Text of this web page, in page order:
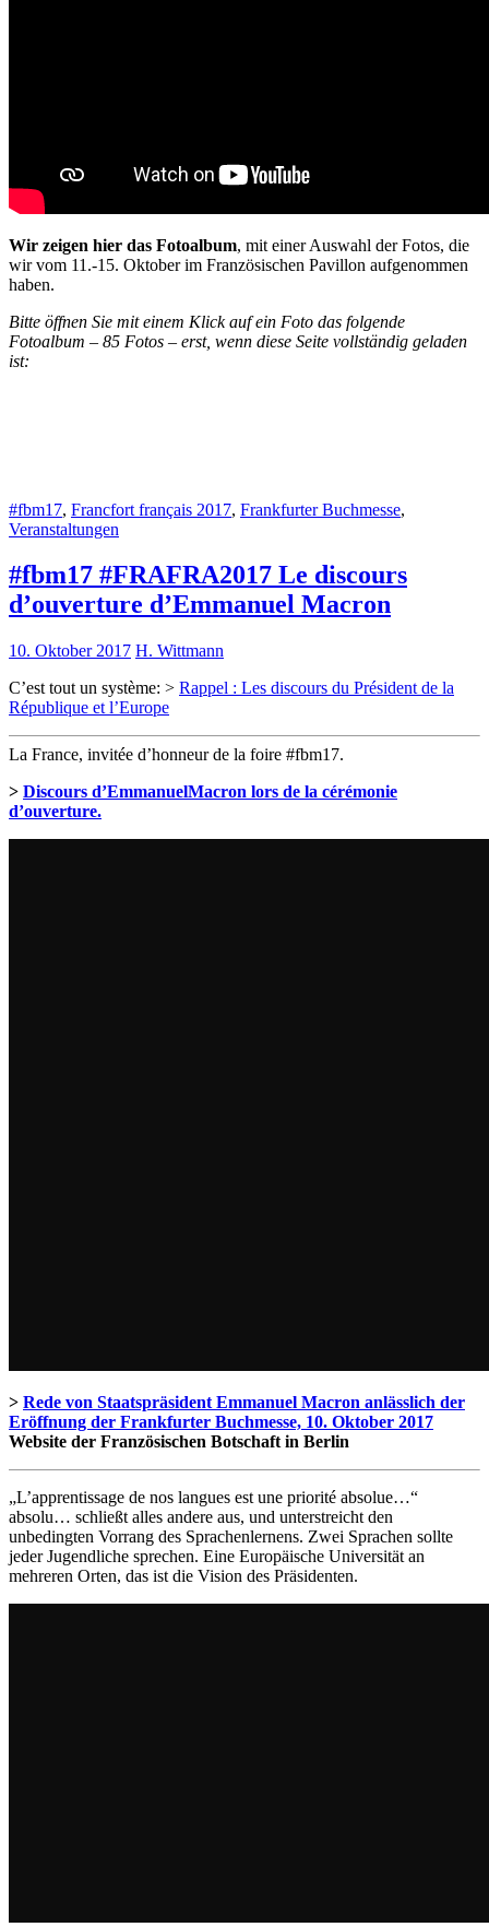
Wir zeigen hier das Fotoalbum, mit einer Auswahl der Fotos, die
wir vom 11.-15. Oktober im Französischen Pavillon aufgenommen
haben.
Bitte öffnen Sie mit einem Klick auf ein Foto das folgende
Fotoalbum – 85 Fotos – erst, wenn diese Seite vollständig geladen
ist:
#fbm17, Francfort français 2017, Frankfurter Buchmesse,
Veranstaltungen
#fbm17 #FRAFRA2017 Le discours
d’ouverture d’Emmanuel Macron
10. Oktober 2017 H. Wittmann
C’est tout un système: > Rappel : Les discours du Président de la
République et l’Europe
La France, invitée d’honneur de la foire #fbm17.
> Discours d’EmmanuelMacron lors de la cérémonie
d’ouverture.
> Rede von Staatspräsident Emmanuel Macron anlässlich der
Eröffnung der Frankfurter Buchmesse, 10. Oktober 2017
Website der Französischen Botschaft in Berlin
„L’apprentissage de nos langues est une priorité absolue…“
absolu… schließt alles andere aus, und unterstreicht den
unbedingten Vorrang des Sprachenlernens. Zwei Sprachen sollte
jeder Jugendliche sprechen. Eine Europäische Universität an
mehreren Orten, das ist die Vision des Präsidenten.